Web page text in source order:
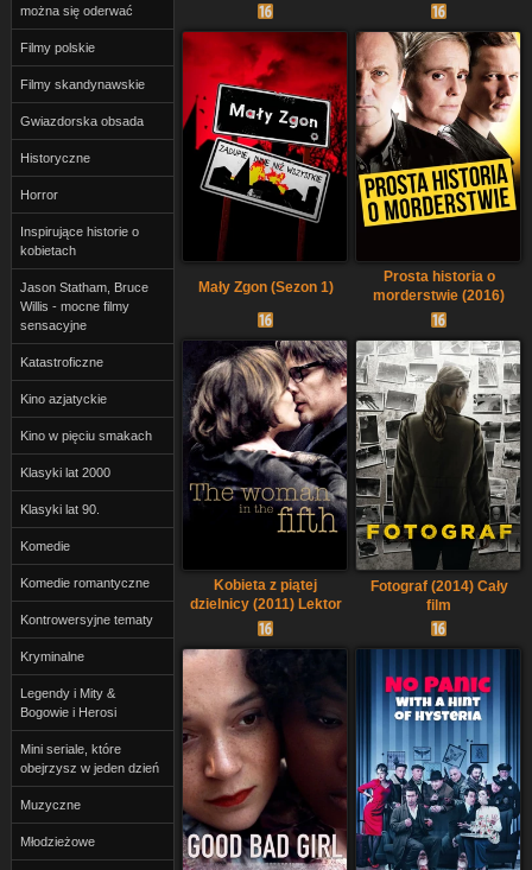
można się oderwać
Filmy polskie
Filmy skandynawskie
Gwiazdorska obsada
Historyczne
Horror
Inspirujące historie o
kobietach
Jason Statham, Bruce
Willis - mocne filmy
sensacyjne
Katastroficzne
Kino azjatyckie
Kino w pięciu smakach
Klasyki lat 2000
Klasyki lat 90.
Komedie
Komedie romantyczne
Kontrowersyjne tematy
Kryminalne
Legendy i Mity &
Bogowie i Herosi
Mini seriale, które
obejrzysz w jeden dzień
Muzyczne
Młodzieżowe
Mały Zgon (Sezon 1)
Prosta historia o
morderstwie (2016)
Cały film PL
Kobieta z piątej
dzielnicy (2011) Lektor
PL
Fotograf (2014) Cały
film